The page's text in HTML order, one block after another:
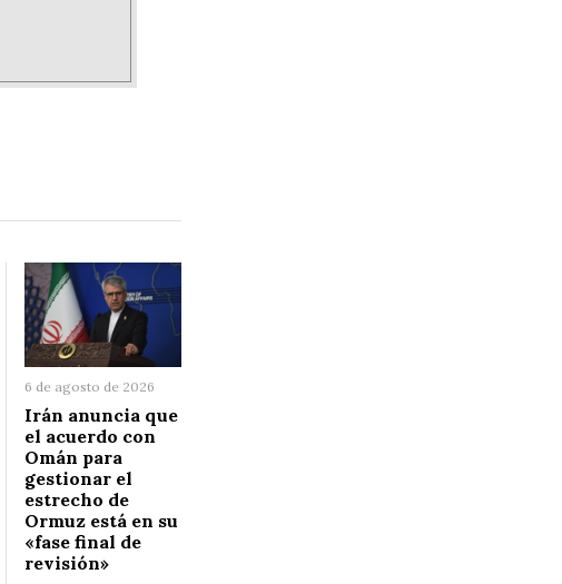
6 de agosto de 2026
Irán anuncia que
el acuerdo con
Omán para
gestionar el
estrecho de
Ormuz está en su
«fase final de
revisión»